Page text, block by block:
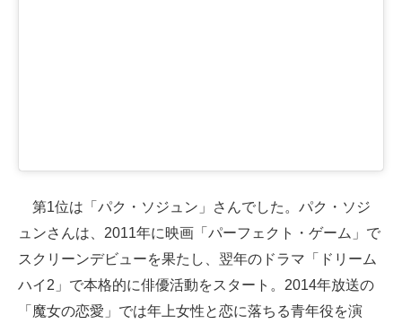
第1位は「パク・ソジュン」さんでした。パク・ソジ
ュンさんは、2011年に映画「パーフェクト・ゲーム」で
スクリーンデビューを果たし、翌年のドラマ「ドリーム
ハイ2」で本格的に俳優活動をスタート。2014年放送の
「魔女の恋愛」では年上女性と恋に落ちる青年役を演